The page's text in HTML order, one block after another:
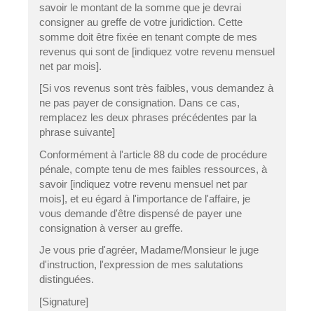
savoir le montant de la somme que je devrai
consigner au greffe de votre juridiction. Cette
somme doit être fixée en tenant compte de mes
revenus qui sont de [indiquez votre revenu mensuel
net par mois].
[Si vos revenus sont très faibles, vous demandez à
ne pas payer de consignation. Dans ce cas,
remplacez les deux phrases précédentes par la
phrase suivante]
Conformément à l'article 88 du code de procédure
pénale, compte tenu de mes faibles ressources, à
savoir [indiquez votre revenu mensuel net par
mois], et eu égard à l'importance de l'affaire, je
vous demande d'être dispensé de payer une
consignation à verser au greffe.
Je vous prie d'agréer, Madame/Monsieur le juge
d'instruction, l'expression de mes salutations
distinguées.
[Signature]